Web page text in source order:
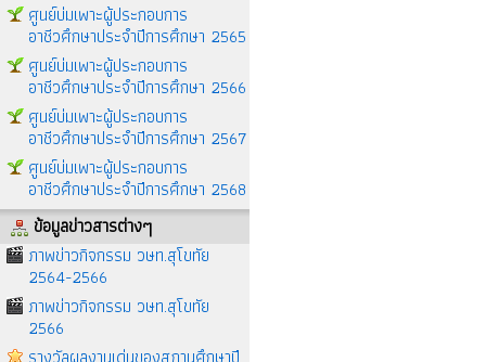
ศูนย์บ่มเพาะผู้ประกอบการ
อาชีวศึกษาประจำปีการศึกษา 2565
ศูนย์บ่มเพาะผู้ประกอบการ
อาชีวศึกษาประจำปีการศึกษา 2566
ศูนย์บ่มเพาะผู้ประกอบการ
อาชีวศึกษาประจำปีการศึกษา 2567
ศูนย์บ่มเพาะผู้ประกอบการ
อาชีวศึกษาประจำปีการศึกษา 2568
ข้อมูลข่าวสารต่างๆ
ภาพข่าวกิจกรรม วษท.สุโขทัย
2564-2566
ภาพข่าวกิจกรรม วษท.สุโขทัย
2566